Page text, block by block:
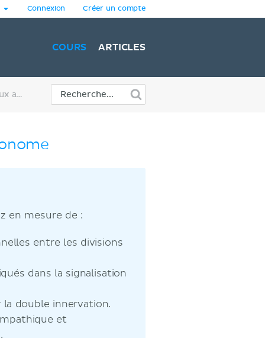
Connexion Créer un compte
COURS ARTICLES
Physiologie du système nerveux autonome
en mesure de :
entre les divisions
dans la signalisation
double innervation.
et